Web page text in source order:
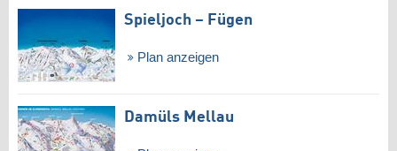
Spieljoch – Fügen
Plan anzeigen
Damüls Mellau